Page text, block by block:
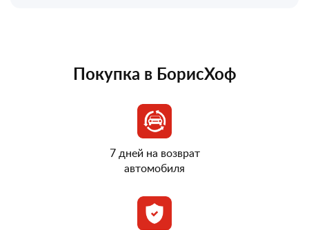
Покупка в БорисХоф
7 дней на возврат
автомобиля